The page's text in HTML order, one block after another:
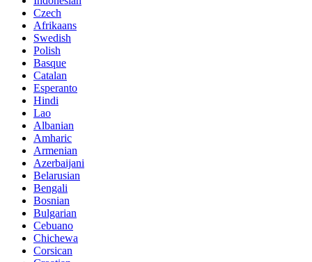
Czech
Afrikaans
Swedish
Polish
Basque
Catalan
Esperanto
Hindi
Lao
Albanian
Amharic
Armenian
Azerbaijani
Belarusian
Bengali
Bosnian
Bulgarian
Cebuano
Chichewa
Corsican